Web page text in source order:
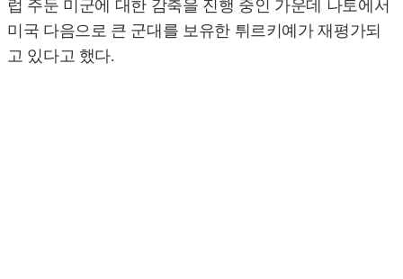
럽 주둔 미군에 대한 감축을 진행 중인 가운데 나토에서
미국 다음으로 큰 군대를 보유한 튀르키예가 재평가되
고 있다고 했다.